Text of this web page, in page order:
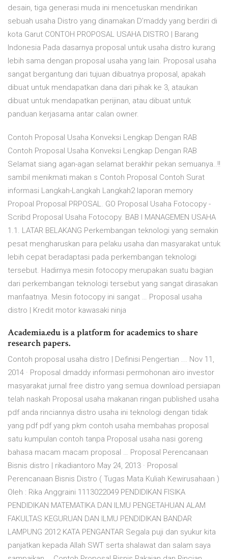
desain, tiga generasi muda ini mencetuskan mendirikan
sebuah usaha Distro yang dinamakan D’maddy yang berdiri di
kota Garut CONTOH PROPOSAL USAHA DISTRO | Barang
Indonesia Pada dasarnya proposal untuk usaha distro kurang
lebih sama dengan proposal usaha yang lain. Proposal usaha
sangat bergantung dari tujuan dibuatnya proposal, apakah
dibuat untuk mendapatkan dana dari pihak ke 3, ataukan
dibuat untuk mendapatkan perijinan, atau dibuat untuk
panduan kerjasama antar calan owner.
Contoh Proposal Usaha Konveksi Lengkap Dengan RAB
Contoh Proposal Usaha Konveksi Lengkap Dengan RAB
Selamat siang agan-agan selamat berakhir pekan semuanya..!!
sambil menikmati makan s Contoh Proposal Contoh Surat
informasi Langkah-Langkah Langkah2 laporan memory
Propoal Proposal PRPOSAL. GO Proposal Usaha Fotocopy -
Scribd Proposal Usaha Fotocopy. BAB I MANAGEMEN USAHA
1.1. LATAR BELAKANG Perkembangan teknologi yang semakin
pesat mengharuskan para pelaku usaha dan masyarakat untuk
lebih cepat beradaptasi pada perkembangan teknologi
tersebut. Hadirnya mesin fotocopy merupakan suatu bagian
dari perkembangan teknologi tersebut yang sangat dirasakan
manfaatnya. Mesin fotocopy ini sangat … Proposal usaha
distro | Kredit motor kawasaki ninja
Academia.edu is a platform for academics to share
research papers.
Contoh proposal usaha distro | Definisi Pengertian ... Nov 11,
2014 · Proposal dmaddy informasi permohonan airo investor
masyarakat jurnal free distro yang semua download persiapan
telah naskah Proposal usaha makanan ringan published usaha
pdf anda rinciannya distro usaha ini teknologi dengan tidak
yang pdf pdf yang pkm contoh usaha membahas proposal
satu kumpulan contoh tanpa Proposal usaha nasi goreng
bahasa macam macam proposal … Proposal Perencanaan
Bisnis distro | rikadiantoro May 24, 2013 · Proposal
Perencanaan Bisnis Distro ( Tugas Mata Kuliah Kewirusahaan )
Oleh : Rika Anggraini 1113022049 PENDIDIKAN FISIKA
PENDIDIKAN MATEMATIKA DAN ILMU PENGETAHUAN ALAM
FAKULTAS KEGURUAN DAN ILMU PENDIDIKAN BANDAR
LAMPUNG 2012 KATA PENGANTAR Segala puji dan syukur kita
panjatkan kepada Allah SWT serta shalawat dan salam saya